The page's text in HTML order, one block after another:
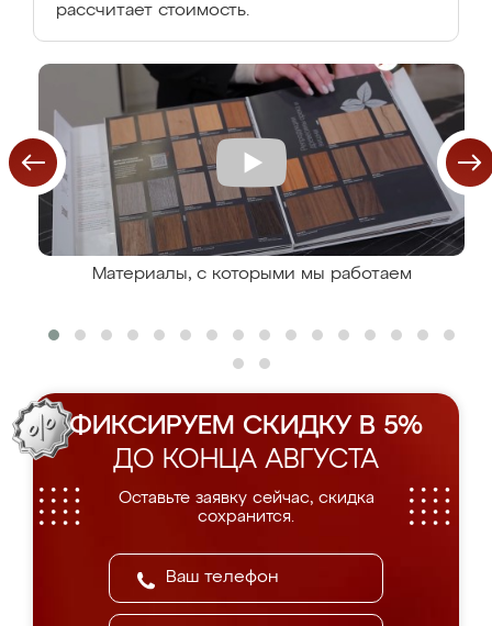
рассчитает стоимость.
Материалы, с которыми мы работаем
ФИКСИРУЕМ СКИДКУ В 5%
ДО КОНЦА АВГУСТА
Оставьте заявку сейчас, скидка
сохранится.